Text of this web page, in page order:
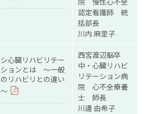
認定看護師 統
括部長
川内 麻里子
シ心臓リハビリテー
ションとは ～一般
のリハビリとの違い
～
西宮渡辺脳卒
中・心臓リハビ
リテーション病
院 心不全療養
士 師長
川邊 由希子